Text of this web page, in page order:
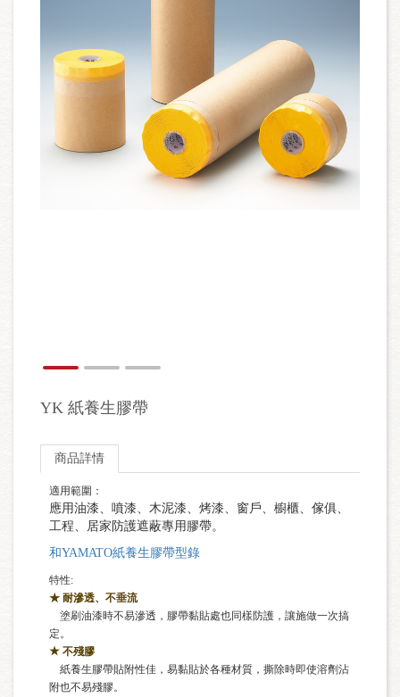
YK 紙養生膠帶
商品詳情
適用範圍：
應用油漆、噴漆、木泥漆、烤漆、窗戶、櫥櫃、傢俱、
工程、居家防護遮蔽專用膠帶。
和YAMATO紙養生膠帶型錄
特性:
★ 耐滲透、 不垂流
塗刷油漆時不易滲透，膠帶黏貼處也同樣防護，讓施做一次搞
定。
★ 不殘膠
紙養生膠帶貼附性佳，易黏貼於各種材質，撕除時即使溶劑沾
附也不易殘膠。